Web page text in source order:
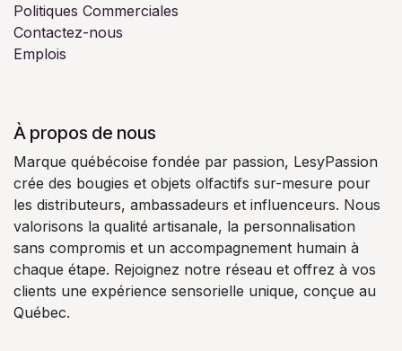
Politiques Commerciales
Contactez-nous
Emplois
À propos de nous
Marque québécoise fondée par passion, LesyPassion
crée des bougies et objets olfactifs sur-mesure pour
les distributeurs, ambassadeurs et influenceurs. Nous
valorisons la qualité artisanale, la personnalisation
sans compromis et un accompagnement humain à
chaque étape. Rejoignez notre réseau et offrez à vos
clients une expérience sensorielle unique, conçue au
Québec.